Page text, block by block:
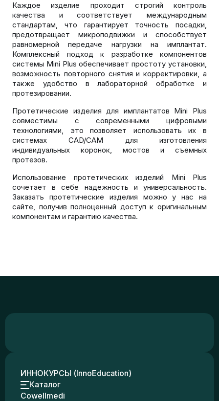
Каждое изделие проходит строгий контроль
качества и соответствует международным
стандартам, что гарантирует точность посадки,
предотвращает микроподвижки и способствует
равномерной передаче нагрузки на имплантат.
Комплексный подход к разработке компонентов
системы Mini Plus обеспечивает простоту установки,
возможность повторного снятия и корректировки, а
также удобство в лабораторной обработке и
протезировании.
Протетические изделия для имплантатов Mini Plus
совместимы с современными цифровыми
технологиями, это позволяет использовать их в
системах CAD/CAM для изготовления
индивидуальных коронок, мостов и съемных
протезов.
Использование протетических изделий Mini Plus
сочетает в себе надежность и универсальность.
Заказать протетические изделия можно у нас на
сайте, получив полноценный доступ к оригинальным
компонентам и гарантию качества.
ИННОКУРСЫ (InnoEducation)
Каталог
Cowellmedi